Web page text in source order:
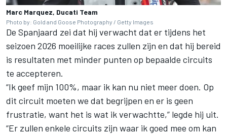
Marc Marquez, Ducati Team
Photo by: Gold and Goose Photography / Getty Images
De Spanjaard zei dat hij verwacht dat er tijdens het
seizoen 2026 moeilijke races zullen zijn en dat hij bereid
is resultaten met minder punten op bepaalde circuits
te accepteren.
“Ik geef mijn 100%, maar ik kan nu niet meer doen. Op
dit circuit moeten we dat begrijpen en er is geen
frustratie, want het is wat ik verwachtte,” legde hij uit.
“Er zullen enkele circuits zijn waar ik goed mee om kan